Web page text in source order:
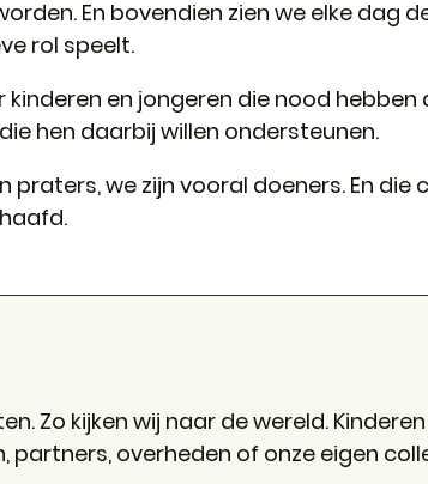
En bovendien zien we elke dag
rol speelt.
en jongeren die nood
hen daarbij willen ondersteunen.
we zijn vooral doeners. En
Zo kijken wij naar de wereld.
overheden of onze eigen